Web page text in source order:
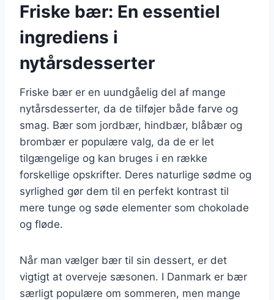
Friske bær: En essentiel
ingrediens i
nytårsdesserter
Friske bær er en uundgåelig del af mange
nytårsdesserter, da de tilføjer både farve og
smag. Bær som jordbær, hindbær, blåbær og
brombær er populære valg, da de er let
tilgængelige og kan bruges i en række
forskellige opskrifter. Deres naturlige sødme og
syrlighed gør dem til en perfekt kontrast til
mere tunge og søde elementer som chokolade
og fløde.
Når man vælger bær til sin dessert, er det
vigtigt at overveje sæsonen. I Danmark er bær
særligt populære om sommeren, men mange